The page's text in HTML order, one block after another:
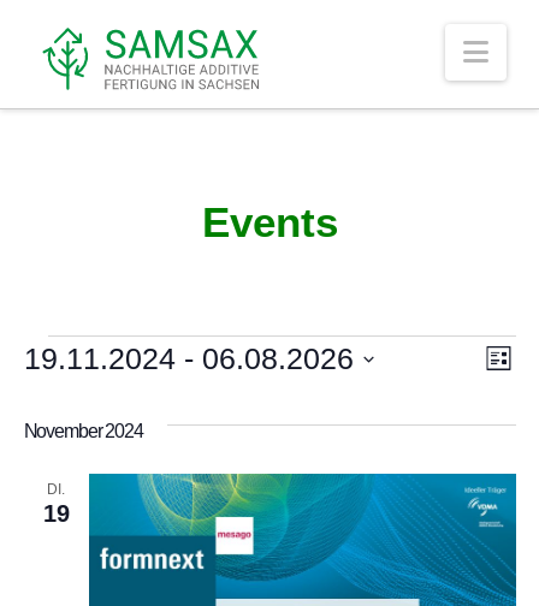
Events
Veranstaltungen Liste
19.11.2024 - 06.08.2026
wählen.
November 2024
DI.
19